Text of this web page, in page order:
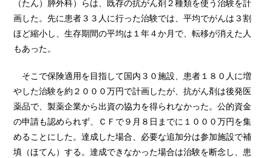
（たん）膵外科）らは、 既存の抗がん剤２種類を使う治験を計
画した。先に患者３３人に行った治験では、平均でがんは３割
ほど縮小し、生存期間の平均は１年４か月で、転移が消えた人
もあった。
そこで保険適用を目指して国内３０施設、患者１８０人に増
やした治験を約２０００万円で計画したが、抗がん剤は後発医
薬品で、製薬企業から出資の協力を得られなかった。公的資金
の申請も認められず、
ＣＦで９月８日までに１０００万円を集
めることにした。達成した場合、必要な追加分は参加施設で補
填（ほてん）する。達成できなかった場合は治験を断念し、患